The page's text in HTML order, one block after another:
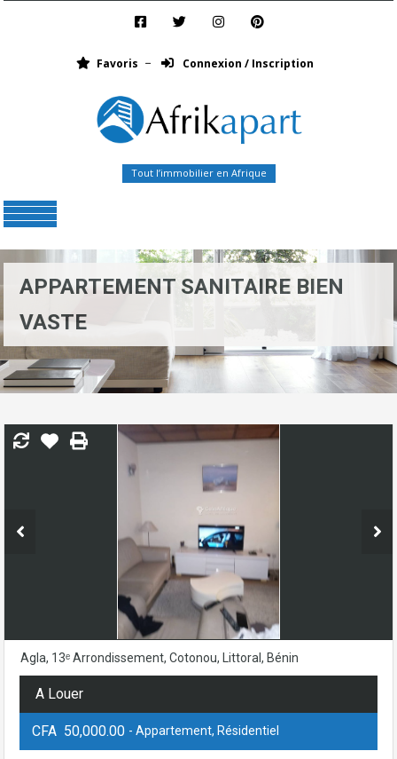
Favoris Connexion / Inscription
Tout l’immobilier en Afrique
APPARTEMENT SANITAIRE BIEN
VASTE
Agla, 13ᵉ Arrondissement, Cotonou, Littoral, Bénin
A Louer
CFA 50,000.00 - Appartement, Résidentiel